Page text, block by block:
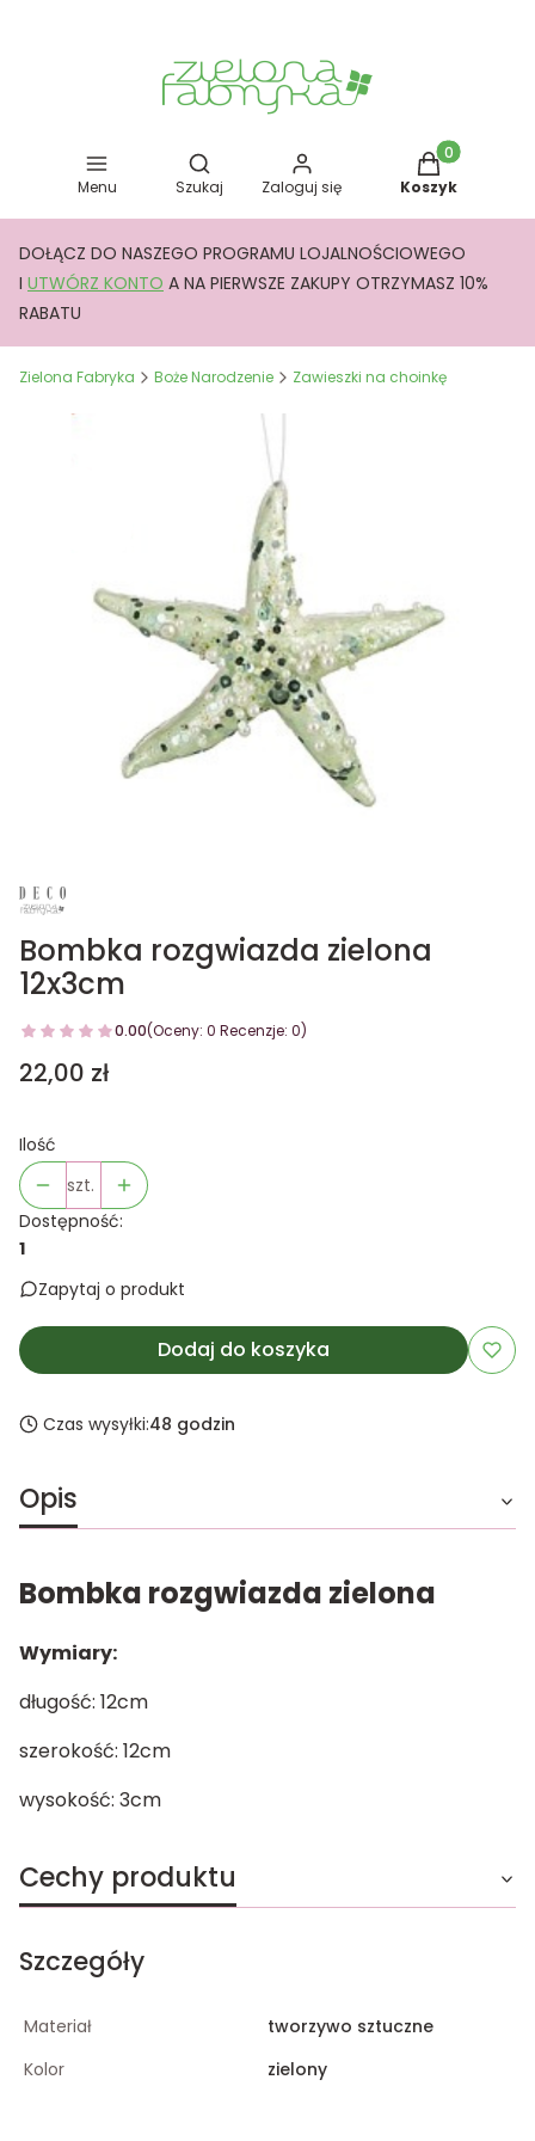
Menu
Otwórz wyszukiwarkę
Szukaj Zaloguj się
Produkty w
Koszyk
DOŁĄCZ DO NASZEGO PROGRAMU LOJALNOŚCIOWEGO
I UTWÓRZ KONTO A NA PIERWSZE ZAKUPY OTRZYMASZ 10%
RABATU
Zielona Fabryka Boże Narodzenie Zawieszki na choinkę
Bombka rozgwiazda zielona
12x3cm
0.00(Oceny: 0 Recenzje: 0)
Cena
22,00 zł
Ilość
szt.
Dostępność:
1
Zapytaj o produkt
Dodaj do koszyka
Czas wysyłki:48 godzin
Opis
Bombka rozgwiazda zielona
Wymiary:
długość: 12cm
szerokość: 12cm
wysokość: 3cm
Cechy produktu
Szczegóły
Materiał
tworzywo sztuczne
Kolor
zielony